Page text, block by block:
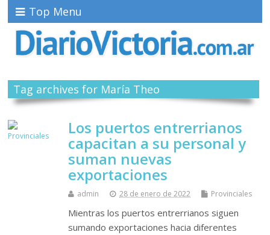
Top Menu
Tag archives for María Theo
Los puertos entrerrianos
capacitan a su personal y
suman nuevas
exportaciones
admin 28 de enero de 2022 Provinciales
Mientras los puertos entrerrianos siguen
sumando exportaciones hacia diferentes